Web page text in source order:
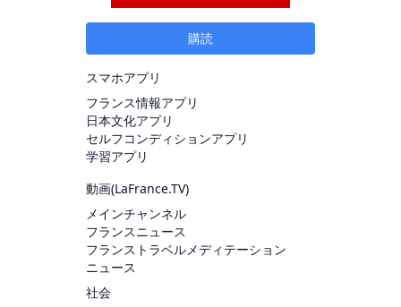
購読
スマホアプリ
フランス情報アプリ
日本文化アプリ
セルフコンディションアプリ
学習アプリ
動画(LaFrance.TV)
メインチャンネル
フランスニュース
フランストラベルメディテーション
ニュース
社会